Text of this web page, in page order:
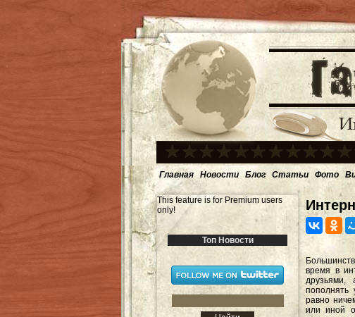
Главная Новости Блог Статьи Фото
This feature is for Premium users
only!
Топ Новости
время в
пополнять
равно
или иной